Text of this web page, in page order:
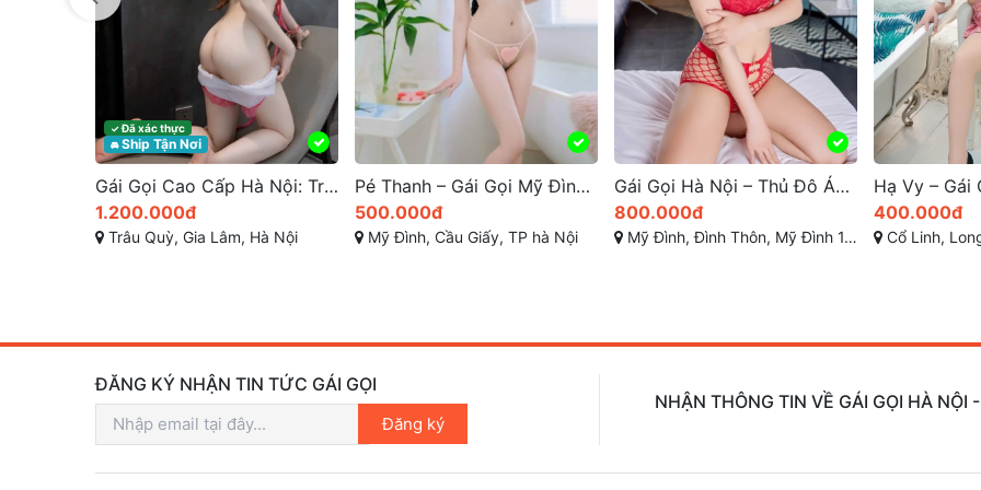
Pé Thanh – Gái Gọi Mỹ Đình Cầu Giấy: Gái Non Tơ Cực Xinh và Baby, Bướm Đẹp Có Đi Some
500.000đ
Mỹ Đình, Cầu Giấy, TP hà Nội
Gái Gọi Hà Nội – Thủ Đô Ánh Sáng Dịch Vụ Giải Trí Cao Cấp
800.000đ
Mỹ Đình, Đình Thôn, Mỹ Đình 1, Từ Liêm, TP Hà Nội
Hạ Vy – Gái Gọi Long Biên Xinh Non Ngon Tơ
400.000đ
Cổ Linh, Long Biên, Long Biên, Hà Nội
250.000đ
Lý Thánh Tông, tt.
ĐĂNG KÝ NHẬN TIN TỨC GÁI GỌI
Đăng ký
NHẬN THÔNG TIN VỀ GÁI GỌI HÀ